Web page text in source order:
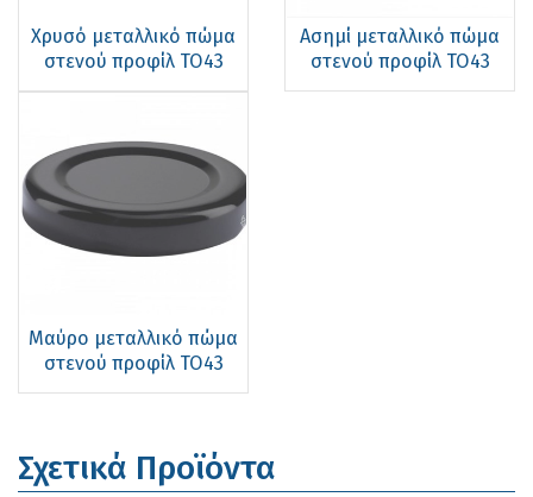
Χρυσό μεταλλικό πώμα
στενού προφίλ ΤΟ43
Ασημί μεταλλικό πώμα
στενού προφίλ ΤΟ43
Μαύρο μεταλλικό πώμα
στενού προφίλ ΤΟ43
Σχετικά Προϊόντα